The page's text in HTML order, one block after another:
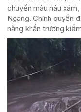
chuyển màu nâu
Ngang. Chính quyền
năng khẩn trương